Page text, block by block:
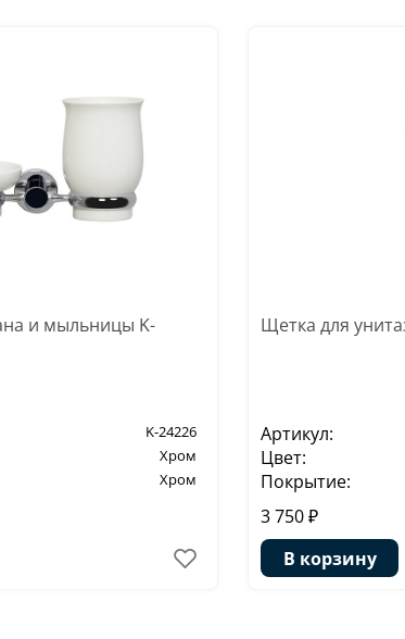
и мыльницы K-
K-24226
Хром
Хром
Щетка для
Артикул:
Цвет:
Покрытие:
3 750 ₽
В корзину